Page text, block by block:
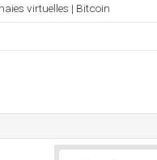
virtuelles | Bitcoin